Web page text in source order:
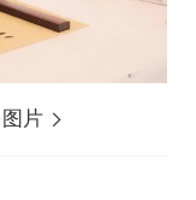
片